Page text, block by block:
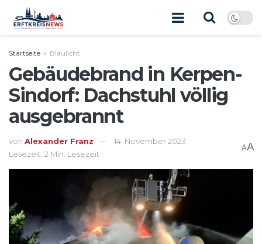
Startseite Blaulicht
Gebäudebrand in Kerpen-
Sindorf: Dachstuhl völlig
ausgebrannt
von Alexander Franz
14. November 2023
Lesezeit: 2 Min. Lesezeit
AA